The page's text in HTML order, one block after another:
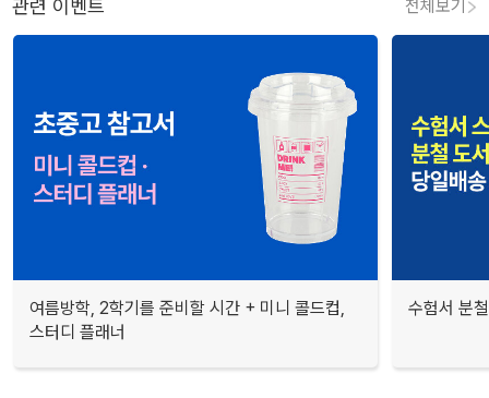
관련 이벤트 전체보기
여름방학, 2학기를 준비할 시간 + 미니 콜드컵,
스터디 플래너
수험서 분